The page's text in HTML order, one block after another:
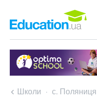
Школи с. Поляниця